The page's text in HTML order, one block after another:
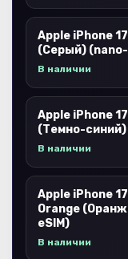
Apple iPhone
(Серый) (nano-
В наличии
Apple iPhone
(Темно-синий)
В наличии
Apple iPhone
Orange
eSIM)
В наличии